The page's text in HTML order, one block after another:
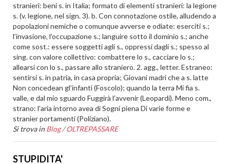
stranieri: beni s. in Italia; formato di elementi stranieri: la legione
s. (v. legione, nel sign. 3). b. Con connotazione ostile, alludendo a
popolazioni nemiche o comunque avverse e odiate: eserciti s.;
l’invasione, l’occupazione s.; languire sotto il dominio s.; anche
come sost.: essere soggetti agli s., oppressi dagli s.; spesso al
sing. con valore collettivo: combattere lo s., cacciare lo s.;
allearsi con lo s., passare allo straniero. 2. agg., letter. Estraneo:
sentirsi s. in patria, in casa propria; Giovani madri che a s. latte
Non concedean gl’infanti (Foscolo); quando la terra Mi fia s.
valle, e dal mio sguardo Fuggirà l’avvenir (Leopardi). Meno com.,
strano: l’aria intorno avea di Sogni piena Di varie forme e
stranier portamenti (Poliziano).
Si trova in Blog /OLTREPASSARE
STUPIDITA'